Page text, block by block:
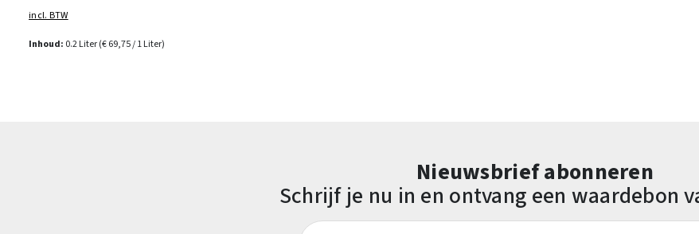
Inhoud: 0.2 Liter(€ 69,75 / 1 Liter)
incl. BTW
Nieuwsbrief abonneren
Schrijf je nu in en ontvang een waardebon
E-mailadres*